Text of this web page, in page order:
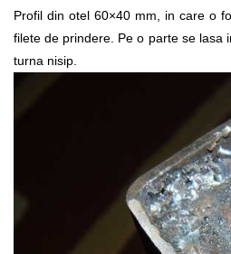
Profil din otel 60×40 mm, in care o
filete de prindere. Pe o parte se lasa
turna nisip.